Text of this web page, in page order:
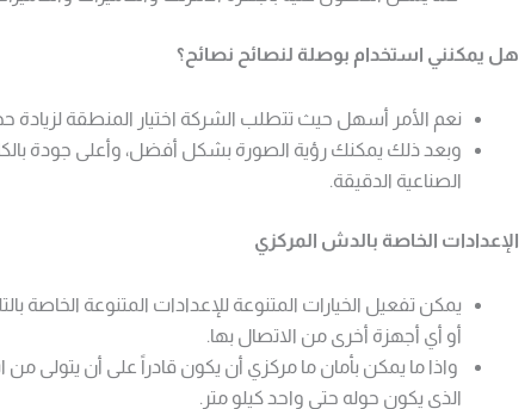
هل يمكنني استخدام بوصلة لنصائح نصائح؟
نعم الأمر أسهل حيث تتطلب الشركة اختيار المنطقة لزيادة
وبعد ذلك يمكنك رؤية الصورة بشكل أفضل، وأعلى جودة
الصناعية الدقيقة.
الإعدادات الخاصة بالدش المركزي
يمكن تفعيل الخيارات المتنوعة للإعدادات المتنوعة الخاصة
أو أي أجهزة أخرى من الاتصال بها.
واذا ما يمكن بأمان ما مركزي أن يكون قادراً على أن يتولى
الذي يكون حوله حتى واحد كيلو متر.